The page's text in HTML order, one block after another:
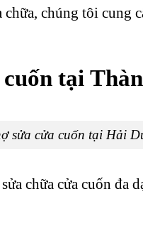
chữa, chúng tôi cung
tại
sửa cửa cuốn tại Hải
chữa cửa cuốn đa